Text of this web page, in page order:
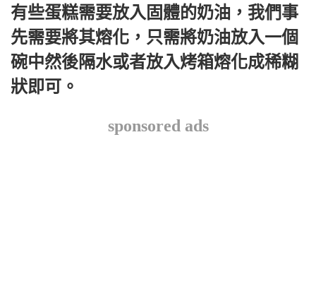
有些蛋糕需要放入固體的奶油，我們事
先需要將其熔化，只需將奶油放入一個
碗中然後隔水或者放入烤箱熔化成稀糊
狀即可。
sponsored ads